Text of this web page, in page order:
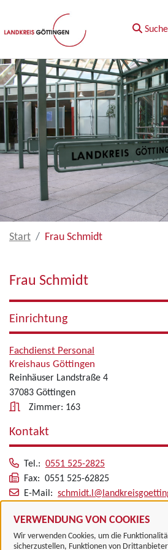
Zum Hauptinhalt springen
VERWENDUNG VON COOKIES
Wir verwenden Cookies, um die
sicherzustellen, Funktionen von
Suche
Start Frau Schmidt
Frau Schmidt
Einrichtung
Fachdienst Personal
Kreishaus Göttingen
Reinhäuser Landstraße 4
37083 Göttingen
Zimmer: 163
Kontakt
Tel.: 0551 525-2825
Fax: 0551 525-62825
E-Mail:
Alle zugeordneten